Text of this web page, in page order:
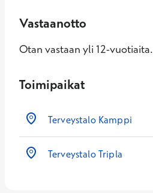
Vastaanotto
Otan vastaan yli 12-vuotiaita.
Toimipaikat
Terveystalo Kamppi
Terveystalo Tripla